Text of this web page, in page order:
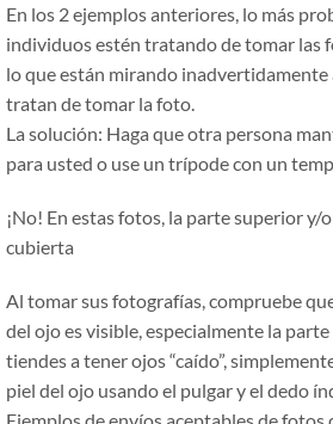
En los 2 ejemplos anteriores, lo más
individuos estén tratando de tomar las
lo que están mirando inadvertidamente
tratan de tomar la foto.
La solución: Haga que otra persona
para usted o use un trípode con un
¡No! En estas fotos, la parte superior y/
cubierta
Al tomar sus fotografías, compruebe
del ojo es visible, especialmente la
tiendes a tener ojos“caído”,
piel del ojo usando el pulgar y el dedo